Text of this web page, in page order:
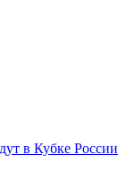
в Кубке России